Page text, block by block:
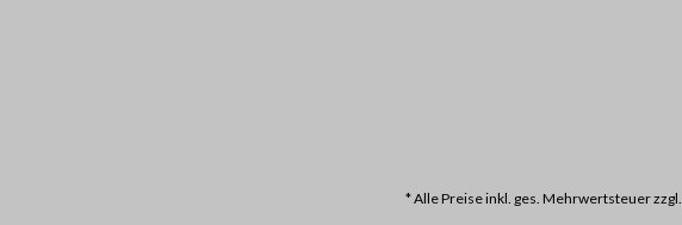
* Alle Preise inkl. ges. Mehrwertsteuer zzgl.